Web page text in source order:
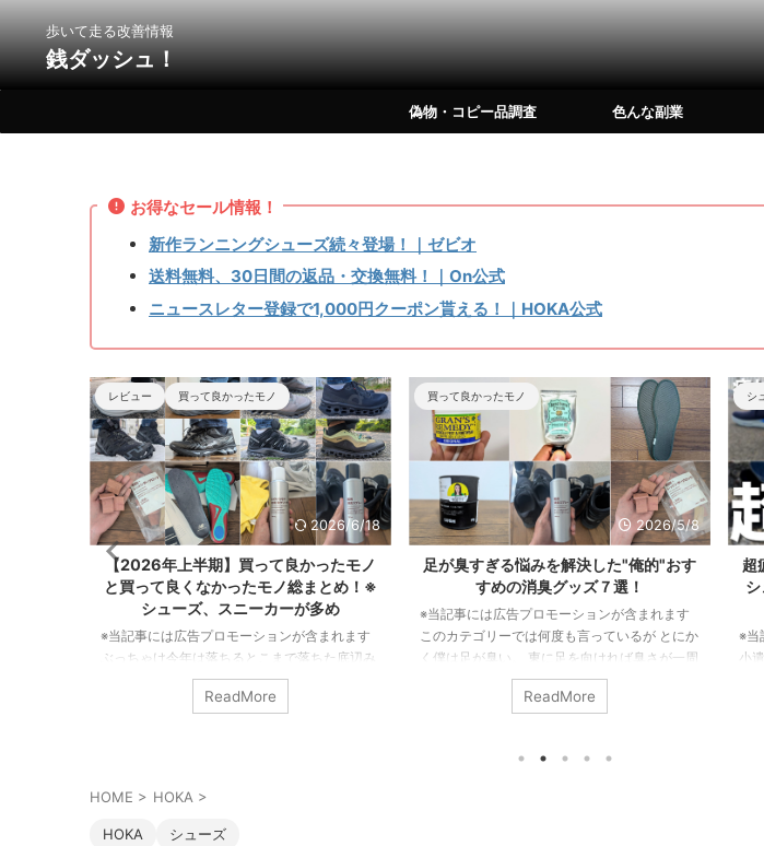
歩いて走る改善情報
銭ダッシュ！
偽物・コピー品調査 色んな副業
お得なセール情報！
新作ランニングシューズ続々登場！｜ゼビオ
送料無料、30日間の返品・交換無料！｜On公式
ニュースレター登録で1,000円クーポン貰える！｜HOKA公式
2026/6/18
て良かったモノ
ノ総まとめ！※
ョンが含まれます
まで落ちた底辺み
ューするための買い
年上半期で買って
買って良かったモノ
2026/5/8
足が臭すぎる悩みを解決した"俺的"おす
すめの消臭グッズ７選！
※当記事には広告プロモーションが含まれます
このカテゴリーでは何度も言っているが とにか
く僕は足が臭い。 東に足を向ければ臭さが一周
して西から後頭部に当たるくらいだ。 まさに
北半球を駆け巡る足の臭さ なんだ。 だからこ
題を解決してくれた消臭アイテムを紹介しよ
すめの消臭グッズ７選！ 自分の足の臭さがメガ
ReadMore
シューズ 買って良かったモノ
2026/8/6
超疲れない"俺的"おすすめウォーキング
シューズ６選！毎日８kmの散歩で履い
た中から厳選！
※当記事では広告プロモーションが含まれます
小遣いが尽きるまで最強のウォーキングシュー
ズを求めて靴を買い漁り、その日の気分で靴を
替えては毎日8kmのウォーキングで履きまくっ
ReadMore
HOME > HOKA >
HOKA シューズ